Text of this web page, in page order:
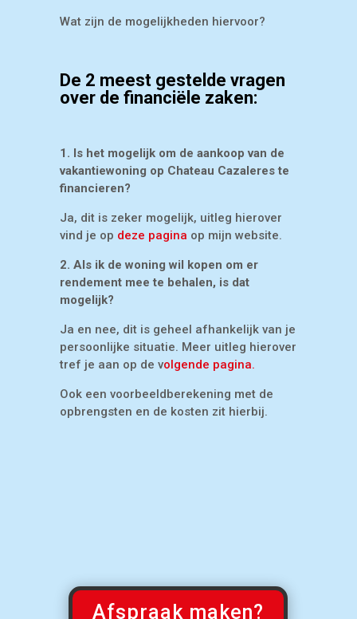
Wat zijn de mogelijkheden hiervoor?
De 2 meest gestelde vragen
over de financiële zaken:
1. Is het mogelijk om de aankoop van de
vakantiewoning op Chateau Cazaleres te
financieren?
Ja, dit is zeker mogelijk, uitleg hierover
vind je op deze pagina op mijn website.
2. Als ik de woning wil kopen om er
rendement mee te behalen, is dat
mogelijk?
Ja en nee, dit is geheel afhankelijk van je
persoonlijke situatie. Meer uitleg hierover
tref je aan op de volgende pagina.
Ook een voorbeeldberekening met de
opbrengsten en de kosten zit hierbij.
Afspraak maken?